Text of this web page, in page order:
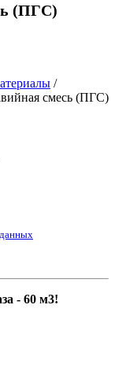
(ПГС)
/
смесь (ПГС)
- 60 м3!